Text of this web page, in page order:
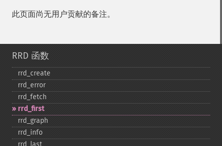
此页面尚无用户贡献的备注。
RRD 函数
rrd_​create
rrd_​error
rrd_​fetch
rrd_​first
rrd_​graph
rrd_​info
rrd_​last